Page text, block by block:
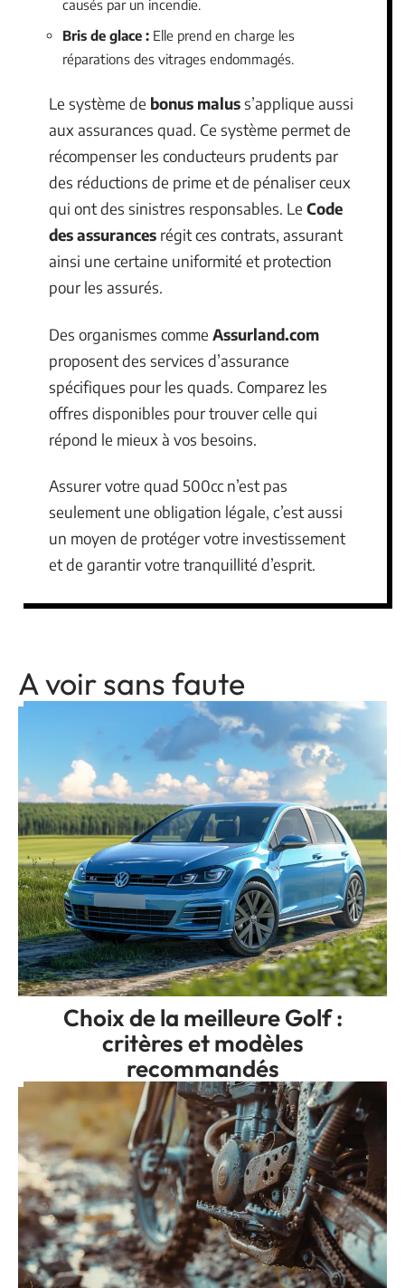
causés par un incendie.
Bris de glace : Elle prend en charge les
réparations des vitrages endommagés.
Le système de bonus maluss’applique aussi
aux assurances quad. Ce système permet de
récompenser les conducteurs prudents par
des réductions de prime et de pénaliser ceux
qui ont des sinistres responsables. Le Code
des assurances régit ces contrats, assurant
ainsi une certaine uniformité et protection
pour les assurés.
Des organismes comme Assurland.com
proposent des services d’assurance
spécifiques pour les quads. Comparez les
offres disponibles pour trouver celle qui
répond le mieux à vos besoins.
Assurer votre quad 500cc n’est pas
seulement une obligation légale, c’est aussi
un moyen de protéger votre investissement
et de garantir votre tranquillité d’esprit.
A voir sans faute
Choix de la meilleure Golf :
critères et modèles
recommandés